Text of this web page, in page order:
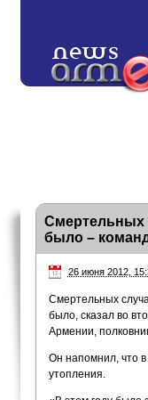
Смертельных
было –
26 июня 2012,
Смертельных
было, сказал во
Армении,
Он напомнил, что
утопления.